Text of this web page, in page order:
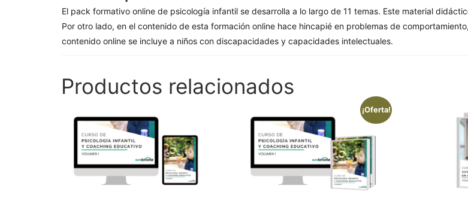
El pack formativo online de psicología infantil se desarrolla a lo largo de 11 temas. Este material
Por otro lado, en el contenido de esta formación online hace hincapié en problemas de
contenido online se incluye a niños con discapacidades y capacidades intelectuales.
Productos relacionados
¡Oferta!